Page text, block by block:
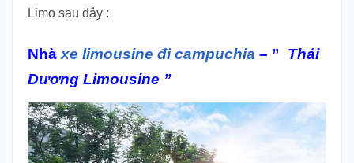
Limo sau đây :
Nhà xe limousine đi campuchia – ” Thái
Dương Limousine ”